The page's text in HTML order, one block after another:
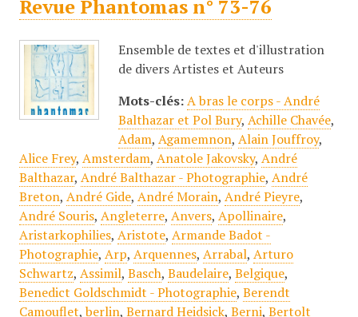
Revue Phantomas n° 73-76
Ensemble de textes et d'illustration
de divers Artistes et Auteurs
Mots-clés: A bras le corps - André
Balthazar et Pol Bury, Achille Chavée,
Adam, Agamemnon, Alain Jouffroy,
Alice Frey, Amsterdam, Anatole Jakovsky, André
Balthazar, André Balthazar - Photographie, André
Breton, André Gide, André Morain, André Pieyre,
André Souris, Angleterre, Anvers, Apollinaire,
Aristarkophilies, Aristote, Armande Badot -
Photographie, Arp, Arquennes, Arrabal, Arturo
Schwartz, Assimil, Basch, Baudelaire, Belgique,
Benedict Goldschmidt - Photographie, Berendt
Camouflet,berlin, Bernard Heidsick, Berni, Bertolt